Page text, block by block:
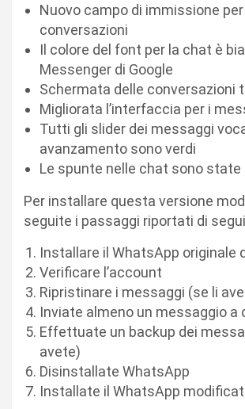
Nuovo campo di immissione per
conversazioni
Il colore del font per la chat è
Messenger di Google
Schermata delle conversazioni
Migliorata l’interfaccia per i
Tutti gli slider dei messaggi
avanzamento sono verdi
Le spunte nelle chat sono
Per installare questa versione
seguite i passaggi riportati di
Installare il WhatsApp originale
Verificare l’account
Ripristinare i messaggi (se li
Inviate almeno un messaggio a
Effettuate un backup dei
avete)
Disinstallate WhatsApp
Installate il WhatsApp